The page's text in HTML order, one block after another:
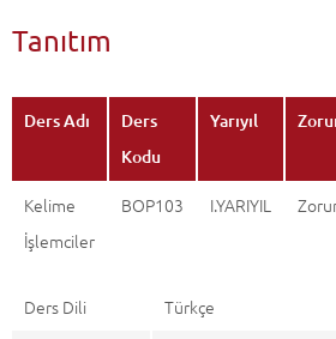
Bilgisayar Operatörlüğü Programı
Tanıtım
Ders Adı
Ders
Kodu
Yarıyıl
Kelime
İşlemciler
BOP103 I.YARIYIL
Ders Dili
Türkçe